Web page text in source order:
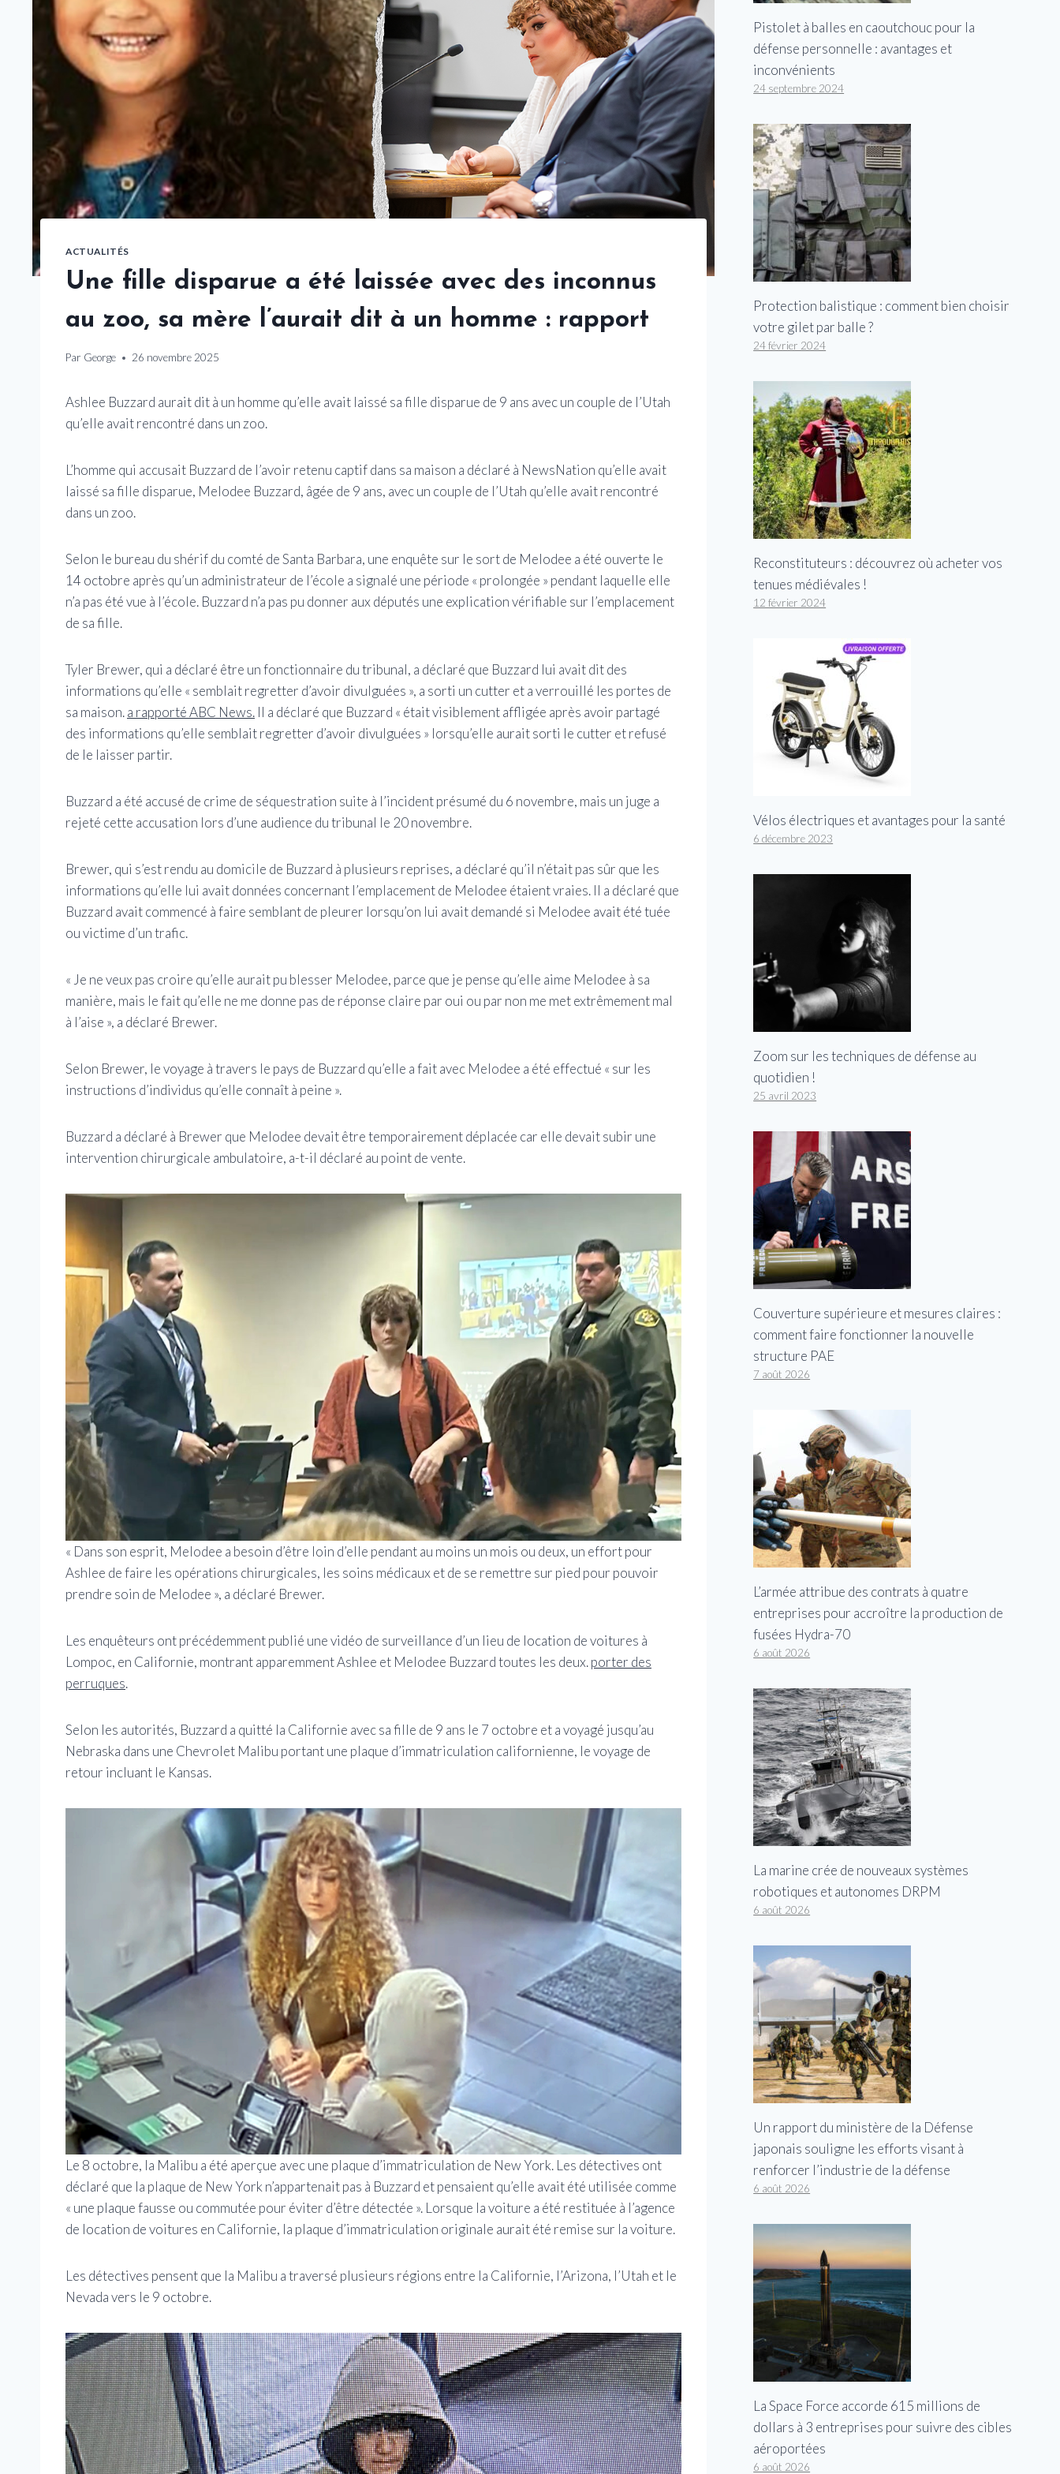
ACTUALITÉS
Une fille disparue a été laissée avec des inconnus
au zoo, sa mère l’aurait dit à un homme : rapport
Par George 26 novembre 2025
Ashlee Buzzard aurait dit à un homme qu’elle avait laissé sa fille disparue de 9 ans avec un couple de l’Utah
qu’elle avait rencontré dans un zoo.
L’homme qui accusait Buzzard de l’avoir retenu captif dans sa maison a déclaré à NewsNation qu’elle avait
laissé sa fille disparue, Melodee Buzzard, âgée de 9 ans, avec un couple de l’Utah qu’elle avait rencontré
dans un zoo.
Selon le bureau du shérif du comté de Santa Barbara, une enquête sur le sort de Melodee a été ouverte le
14 octobre après qu’un administrateur de l’école a signalé une période « prolongée » pendant laquelle elle
n’a pas été vue à l’école. Buzzard n’a pas pu donner aux députés une explication vérifiable sur l’emplacement
de sa fille.
Tyler Brewer, qui a déclaré être un fonctionnaire du tribunal, a déclaré que Buzzard lui avait dit des
informations qu’elle « semblait regretter d’avoir divulguées », a sorti un cutter et a verrouillé les portes de
sa maison.a rapporté ABC News. Il a déclaré que Buzzard « était visiblement affligée après avoir partagé
des informations qu’elle semblait regretter d’avoir divulguées » lorsqu’elle aurait sorti le cutter et refusé
de le laisser partir.
Buzzard a été accusé de crime de séquestration suite à l’incident présumé du 6 novembre, mais un juge a
rejeté cette accusation lors d’une audience du tribunal le 20 novembre.
Brewer, qui s’est rendu au domicile de Buzzard à plusieurs reprises, a déclaré qu’il n’était pas sûr que les
informations qu’elle lui avait données concernant l’emplacement de Melodee étaient vraies. Il a déclaré que
Buzzard avait commencé à faire semblant de pleurer lorsqu’on lui avait demandé si Melodee avait été tuée
ou victime d’un trafic.
« Je ne veux pas croire qu’elle aurait pu blesser Melodee, parce que je pense qu’elle aime Melodee à sa
manière, mais le fait qu’elle ne me donne pas de réponse claire par oui ou par non me met extrêmement mal
à l’aise », a déclaré Brewer.
Selon Brewer, le voyage à travers le pays de Buzzard qu’elle a fait avec Melodee a été effectué « sur les
instructions d’individus qu’elle connaît à peine ».
Buzzard a déclaré à Brewer que Melodee devait être temporairement déplacée car elle devait subir une
intervention chirurgicale ambulatoire, a-t-il déclaré au point de vente.
« Dans son esprit, Melodee a besoin d’être loin d’elle pendant au moins un mois ou deux, un effort pour
Ashlee de faire les opérations chirurgicales, les soins médicaux et de se remettre sur pied pour pouvoir
prendre soin de Melodee », a déclaré Brewer.
Les enquêteurs ont précédemment publié une vidéo de surveillance d’un lieu de location de voitures à
Lompoc, en Californie, montrant apparemment Ashlee et Melodee Buzzard toutes les deux.porter des
perruques.
Selon les autorités, Buzzard a quitté la Californie avec sa fille de 9 ans le 7 octobre et a voyagé jusqu’au
Nebraska dans une Chevrolet Malibu portant une plaque d’immatriculation californienne, le voyage de
retour incluant le Kansas.
Le 8 octobre, la Malibu a été aperçue avec une plaque d’immatriculation de New York. Les détectives ont
déclaré que la plaque de New York n’appartenait pas à Buzzard et pensaient qu’elle avait été utilisée comme
« une plaque fausse ou commutée pour éviter d’être détectée ». Lorsque la voiture a été restituée à l’agence
de location de voitures en Californie, la plaque d’immatriculation originale aurait été remise sur la voiture.
Les détectives pensent que la Malibu a traversé plusieurs régions entre la Californie, l’Arizona, l’Utah et le
Nevada vers le 9 octobre.
Pistolet à balles en caoutchouc pour la
défense personnelle : avantages et
inconvénients
24 septembre 2024
Protection balistique : comment bien choisir
votre gilet par balle ?
24 février 2024
Reconstituteurs : découvrez où acheter vos
tenues médiévales !
12 février 2024
Vélos électriques et avantages pour la santé
6 décembre 2023
Zoom sur les techniques de défense au
quotidien !
25 avril 2023
Couverture supérieure et mesures claires :
comment faire fonctionner la nouvelle
structure PAE
7 août 2026
L’armée attribue des contrats à quatre
entreprises pour accroître la production de
fusées Hydra-70
6 août 2026
La marine crée de nouveaux systèmes
robotiques et autonomes DRPM
6 août 2026
Un rapport du ministère de la Défense
japonais souligne les efforts visant à
renforcer l’industrie de la défense
6 août 2026
La Space Force accorde 615 millions de
dollars à 3 entreprises pour suivre des cibles
aéroportées
6 août 2026